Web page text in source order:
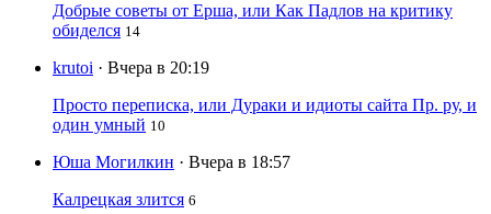
Добрые советы от Ерша, или Как Падлов на критику
обиделся 14
krutoi · Вчера в 20:19
Просто переписка, или Дураки и идиоты сайта Пр. ру, и
один умный 10
Юша Могилкин · Вчера в 18:57
Калрецкая злится 6